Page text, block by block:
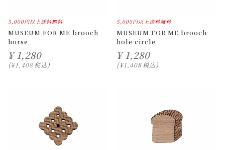
5,000円以上送料無料
MUSEUM FOR ME brooch
horse
¥ 1,280
¥1,408税込
5,000円以上送料無料
MUSEUM FOR ME brooch
hole circle
¥ 1,280
¥1,408税込